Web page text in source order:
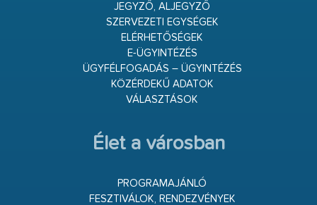
JEGYZŐ, ALJEGYZŐ
SZERVEZETI EGYSÉGEK
ELÉRHETŐSÉGEK
E-ÜGYINTÉZÉS
ÜGYFÉLFOGADÁS – ÜGYINTÉZÉS
KÖZÉRDEKŰ ADATOK
VÁLASZTÁSOK
Élet a városban
PROGRAMAJÁNLÓ
FESZTIVÁLOK, RENDEZVÉNYEK